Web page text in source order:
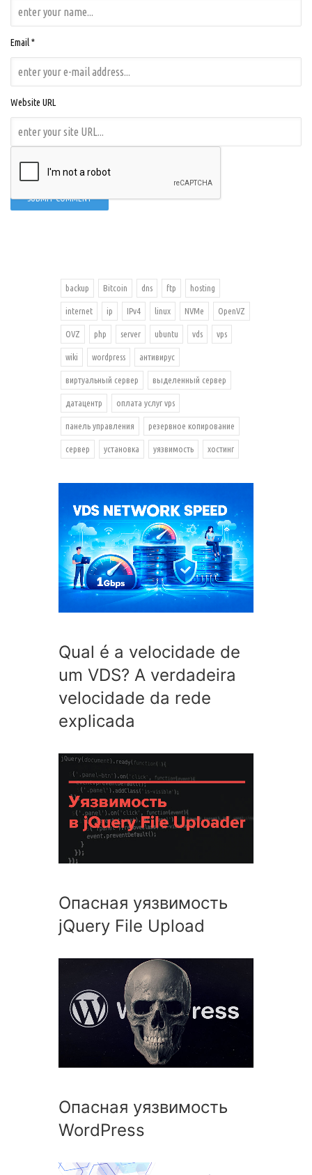
Email *
Website URL
backup Bitcoin dns ftp hosting
internet ip IPv4 linux NVMe OpenVZ
OVZ php server ubuntu vds vps
wiki wordpress антивирус
виртуальный сервер выделенный сервер
датацентр оплата услуг vps
панель управления резервное копирование
сервер установка уязвимость хостинг
Qual é a velocidade de
um VDS? A verdadeira
velocidade da rede
explicada
Опасная уязвимость
jQuery File Upload
Опасная уязвимость
WordPress